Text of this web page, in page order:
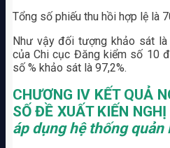
Tổng số phiếu thu hồi hợp lệ là
Như vậy đối tượng khảo sát là
của Chi cục Đăng kiểm số 10
số % khảo sát là 97,2%.
CHƯƠNG IV KẾT QUẢ
SỐ ĐỀ XUẤT KIẾN NGHỊ
áp dụng hệ thống